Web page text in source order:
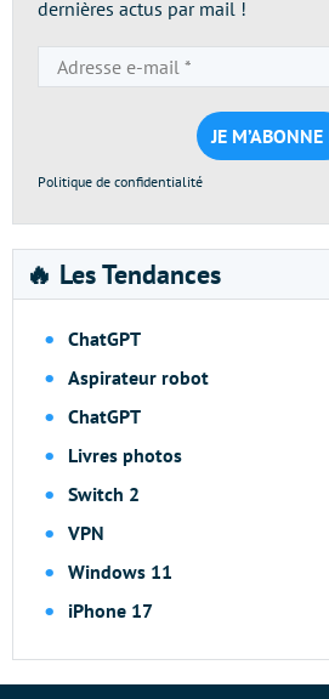
dernières actus par mail !
e-
mail
*
Politique de confidentialité
🔥 Les Tendances
ChatGPT
Aspirateur robot
ChatGPT
Livres photos
Switch 2
VPN
Windows 11
iPhone 17